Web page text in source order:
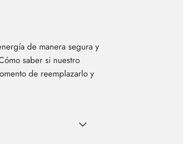
de manera segura y
saber si nuestro
de reemplazarlo y